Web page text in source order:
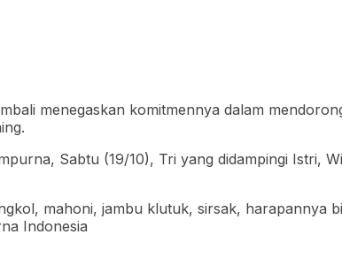
menegaskan komitmennya dalam
Sabtu (19/10), Tri yang didampingi Istri,
mahoni, jambu klutuk, sirsak, harapannya
Indonesia